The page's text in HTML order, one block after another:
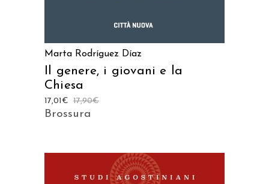
Marta Rodríguez Díaz
Il genere, i giovani e la
Chiesa
17,90€
17,01 €
Brossura